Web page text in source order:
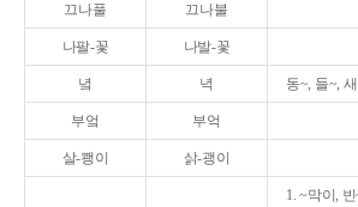
끄나풀 끄나불
나팔-꽃 나발-꽃
녘 녁 동~, 들~,
부엌 부억
살-쾡이 삵-괭이
1. ~막이,